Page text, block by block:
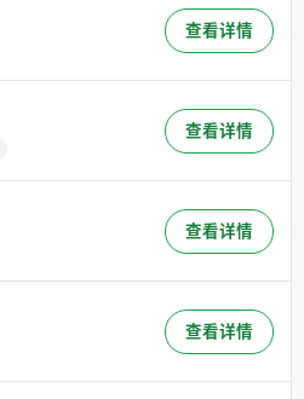
查看详情
查看详情
查看详情
查看详情